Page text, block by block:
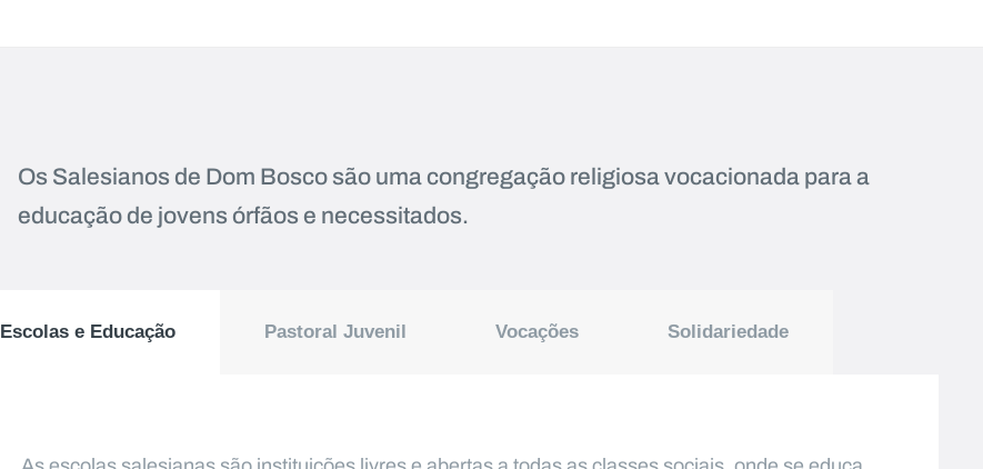
Os Salesianos de Dom Bosco são uma congregação religiosa vocacionada para a
educação de jovens órfãos e necessitados.
Escolas e Educação Pastoral Juvenil Vocações Solidariedade